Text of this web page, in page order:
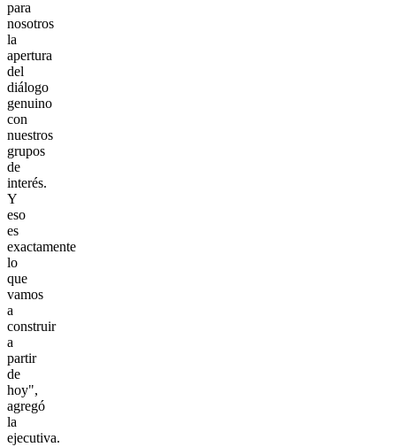
para
nosotros
la
apertura
del
diálogo
genuino
con
nuestros
grupos
de
interés.
Y
eso
es
exactamente
lo
que
vamos
a
construir
a
partir
de
hoy",
agregó
la
ejecutiva.